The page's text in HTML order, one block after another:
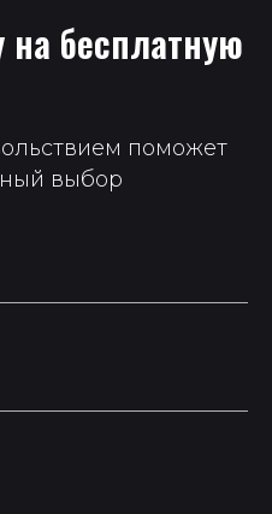
на бесплатную
поможет
выбор